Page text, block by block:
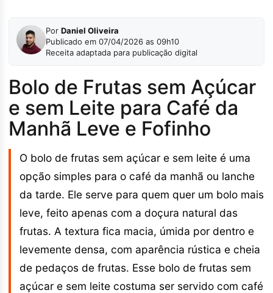
Por Daniel Oliveira
Publicado em 07/04/2026 as 09h10
Receita adaptada para publicação digital
Bolo de Frutas sem Açúcar
e sem Leite para Café da
Manhã Leve e Fofinho
O bolo de frutas sem açúcar e sem leite é uma
opção simples para o café da manhã ou lanche
da tarde. Ele serve para quem quer um bolo mais
leve, feito apenas com a doçura natural das
frutas. A textura fica macia, úmida por dentro e
levemente densa, com aparência rústica e cheia
de pedaços de frutas. Esse bolo de frutas sem
açúcar e sem leite costuma ser servido com café